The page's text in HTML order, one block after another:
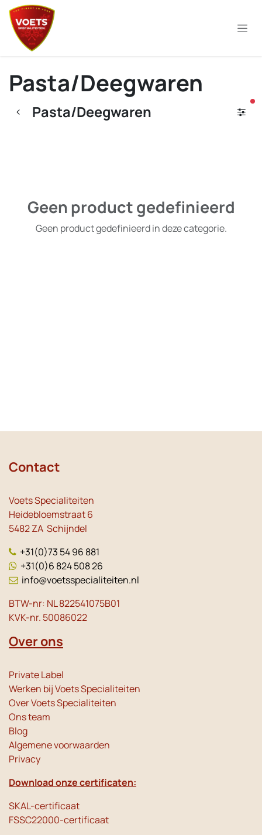
Overslaan naar inhoud
Pasta/Deegwaren
Pasta/Deegwaren
Geen product gedefinieerd
Geen product gedefinieerd in deze categorie.
Contact
Voets Specialiteiten
Heidebloemstraat 6
5482 ZA Schijndel
+31(0)73 54 96 881
+31(0)6 824 508 26
info@voetsspecialiteiten.nl
BTW-nr: NL 822541075B01
KVK-nr. 50086022
Over ons
Private Label
Werken bij Voets Specialiteiten
Over Voets Specialiteiten
Ons team
Blog
Algemene voorwaarden
Privacy
Download onze certificaten:
SKAL-certificaat
FSSC22000-certificaat